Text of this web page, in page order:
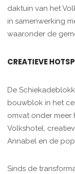
daktuin van het
in samenwerking
waaronder de
CREATIEVE
De
bouwblok in het
omvat onder meer
Volkshotel,
Annabel en de
Sinds de